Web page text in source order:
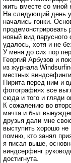
жить вместе со мной
На следующий день у
начались гонки.
продемонстрировать
новый вид
удалось, хотя и не
У меня до сих пор
Георгий Арбузов и
из журнала
местных
Пирита перед ним и
фотографиях все
сюда и того и гляди
К сожалению во
мачта и был
друзья дали мне
выступить хорошо
помню, кто занял
я писал выше,
виндсерфинг
достигнута.